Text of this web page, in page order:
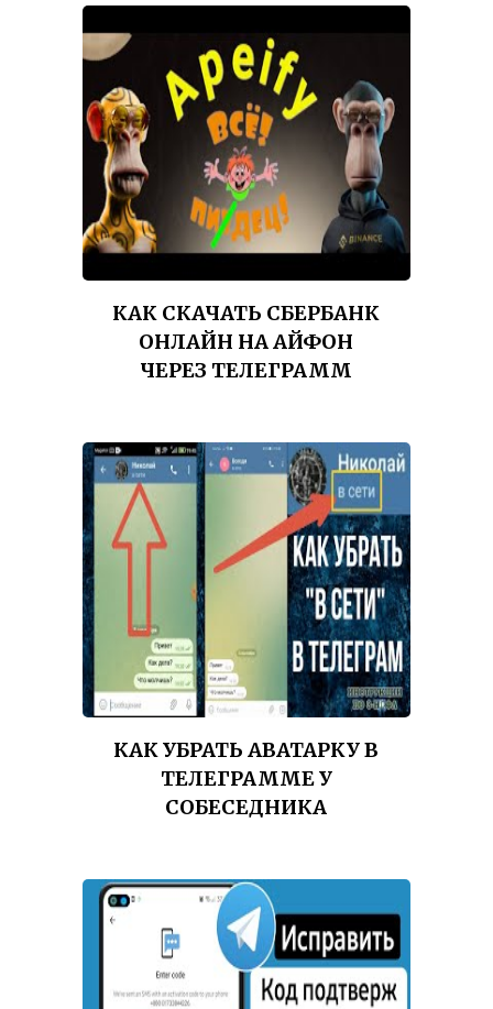
КАК СКАЧАТЬ СБЕРБАНК
ОНЛАЙН НА АЙФОН
ЧЕРЕЗ ТЕЛЕГРАММ
КАК УБРАТЬ АВАТАРКУ В
ТЕЛЕГРАММЕ У
СОБЕСЕДНИКА